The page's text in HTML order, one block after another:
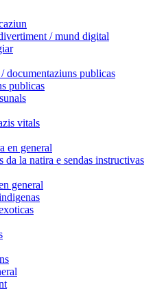
/ mund digital
documentaziuns publicas
publicas
vitals
en general
da la natira e sendas instructivas
general